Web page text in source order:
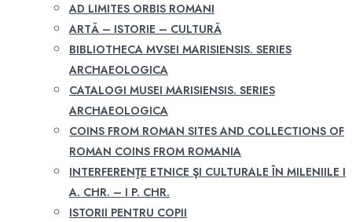
AD LIMITES ORBIS ROMANI
ARTĂ – ISTORIE – CULTURĂ
BIBLIOTHECA MVSEI MARISIENSIS. SERIES
ARCHAEOLOGICA
CATALOGI MUSEI MARISIENSIS. SERIES
ARCHAEOLOGICA
COINS FROM ROMAN SITES AND COLLECTIONS OF
ROMAN COINS FROM ROMANIA
INTERFERENŢE ETNICE ŞI CULTURALE ÎN MILENIILE I
A. CHR. – I P. CHR.
ISTORII PENTRU COPII